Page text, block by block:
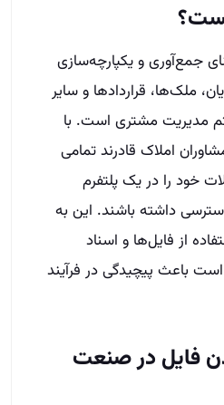
جمع‌آوری و یکپارچه‌سازی
ملک‌ها، قراردادها و سایر
مدیریت مشتری است. با
املاک قادرند تمامی
خود را در یک پلتفرم
داشته باشند. این به
از فایل‌ها و اسناد
باعث پیچیدگی در فرآیند
فایل در صنعت